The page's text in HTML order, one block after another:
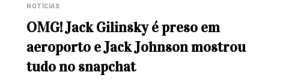
NOTÍCIAS
OMG! Jack Gilinsky é preso em
aeroporto e Jack Johnson mostrou
tudo no snapchat